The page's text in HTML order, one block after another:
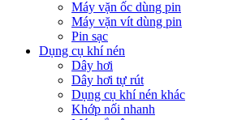
Máy vặn ốc dùng pin
Máy vặn vít dùng pin
Pin sạc
Dụng cụ khí nén
Dây hơi
Dây hơi tự rút
Dụng cụ khí nén khác
Khớp nối nhanh